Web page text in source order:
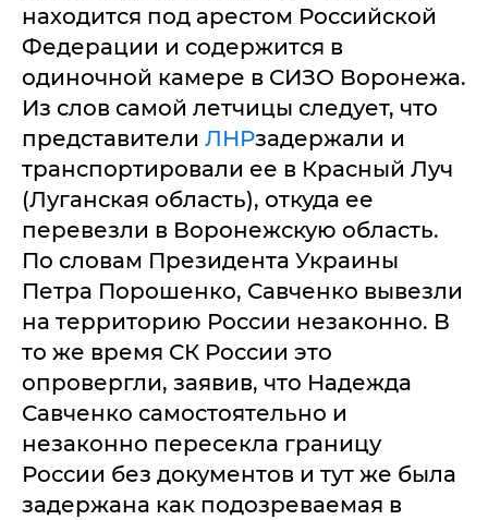
находится под арестом Российской
Федерации и содержится в
одиночной камере в СИЗО Воронежа.
Из слов самой летчицы следует, что
представители ЛНРзадержали и
транспортировали ее в Красный Луч
(Луганская область), откуда ее
перевезли в Воронежскую область.
По словам Президента Украины
Петра Порошенко, Савченко вывезли
на территорию России незаконно. В
то же время СК России это
опровергли, заявив, что Надежда
Савченко самостоятельно и
незаконно пересекла границу
России без документов и тут же была
задержана как подозреваемая в